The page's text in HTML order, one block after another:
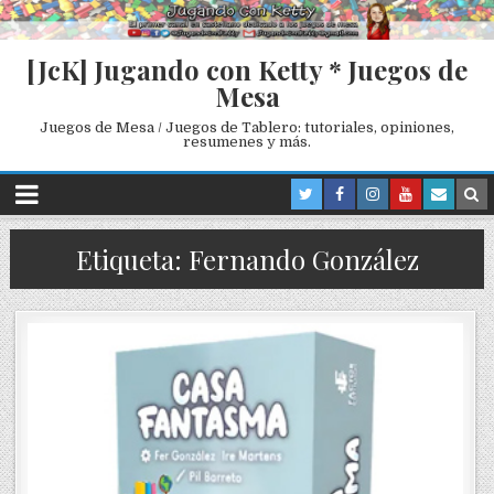
[JcK] Jugando con Ketty * Juegos de
Mesa
Juegos de Mesa / Juegos de Tablero: tutoriales, opiniones,
resumenes y más.
Etiqueta: Fernando González